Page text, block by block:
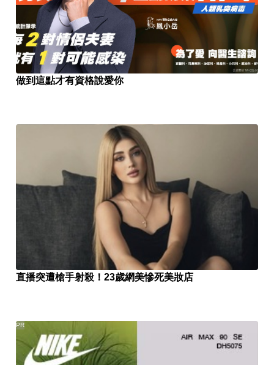
做到這點才有資格說愛你
直播突遭槍手射殺！23歲網美慘死美妝店
PR